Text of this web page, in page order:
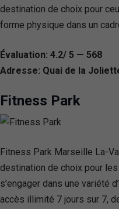
destination de choix pour
forme physique dans un
Évaluation: 4.2/ 5 — 568
Adresse: Quai de la
Fitness Park
Fitness Park Marseille La-
destination de choix pour
s’engager dans une variété
accès illimité 7 jours sur 7,